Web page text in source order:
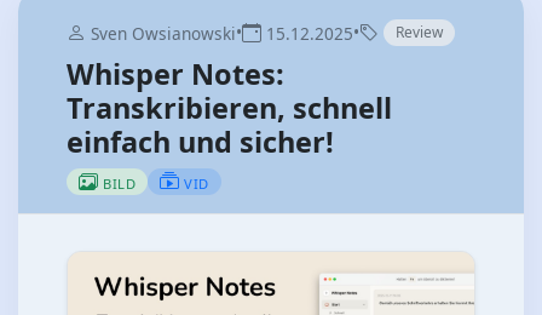
Sven Owsianowski• 15.12.2025• Review
Whisper Notes:
Transkribieren, schnell
einfach und sicher!
BILD VID